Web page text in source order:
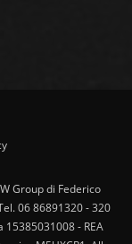
Group di Federico
06 86891320 - 320
15385031008 - REA